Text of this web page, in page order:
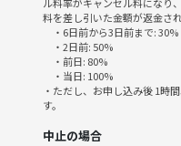
ル料率がキャンセル料になり
料を差し引いた金額が返金され
・6日前から3日前まで: 30%
・2日前: 50%
・前日: 80%
・当日: 100%
・ただし、お申し込み後 1時
す。
中止の場合